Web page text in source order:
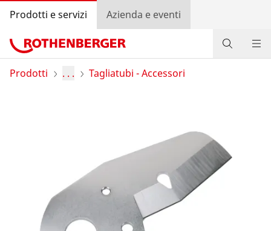
Prodotti e servizi Azienda e eventi
Prodotti
Trova rivenditore
Prodotti . . . Tagliatubi - Accessori